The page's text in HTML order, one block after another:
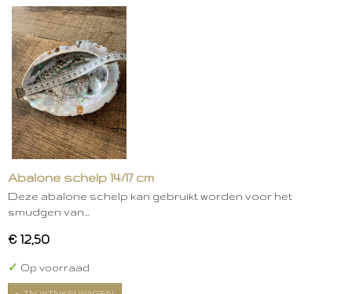
Abalone schelp 14/17 cm
Deze abalone schelp kan gebruikt worden voor het
smudgen van…
€ 12,50
✓ Op voorraad